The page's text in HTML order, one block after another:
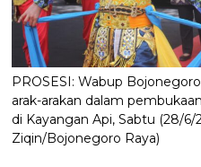
PROSESI: Wabup
arak-arakan dalam
di Kayangan Api, Sabtu (28/6/
Ziqin/Bojonegoro Raya)